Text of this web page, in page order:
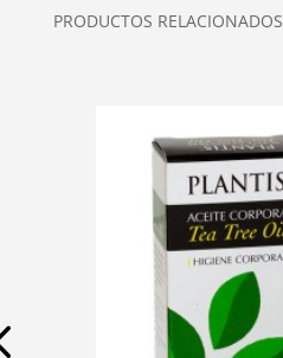
PRODUCTOS RELACIONADOS